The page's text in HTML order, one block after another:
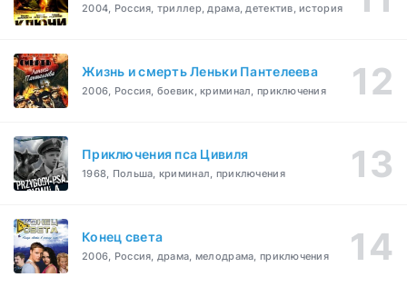
2004, Россия, триллер, драма, детектив, история
Жизнь и смерть Леньки Пантелеева
2006, Россия, боевик, криминал, приключения
Приключения пса Цивиля
1968, Польша, криминал, приключения
Конец света
2006, Россия, драма, мелодрама, приключения